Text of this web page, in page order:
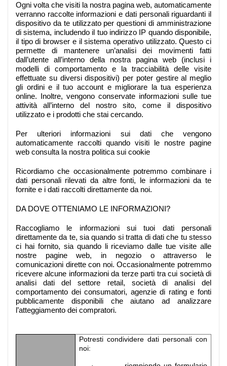
Ogni volta che visiti la nostra pagina web, automaticamente
verranno raccolte informazioni e dati personali riguardanti il
dispositivo da te utilizzato per questioni di amministrazione
di sistema, includendo il tuo indirizzo IP quando disponibile,
il tipo di browser e il sistema operativo utilizzato. Questo ci
permette di mantenere un’analisi dei movimenti fatti
dall’utente all’interno della nostra pagina web (inclusi i
modelli di comportamento e la tracciabilità delle visite
effettuate su diversi dispositivi) per poter gestire al meglio
gli ordini e il tuo account e migliorare la tua esperienza
online. Inoltre, vengono conservate informazioni sulle tue
attività all’interno del nostro sito, come il dispositivo
utilizzato e i prodotti che stai cercando.
Per ulteriori informazioni sui dati che vengono
automaticamente raccolti quando visiti le nostre pagine
web consulta la nostra politica sui cookie
Ricordiamo che occasionalmente potremmo combinare i
dati personali rilevati da altre fonti, le informazioni da te
fornite e i dati raccolti direttamente da noi.
DA DOVE OTTENIAMO LE INFORMAZIONI?
Raccogliamo le informazioni sui tuoi dati personali
direttamente da te, sia quando si tratta di dati che tu stesso
ci hai fornito, sia quando li riceviamo dalle tue visite alle
nostre pagine web, in negozio o attraverso le
comunicazioni dirette con noi. Occasionalmente potremmo
ricevere alcune informazioni da terze parti tra cui società di
analisi dati del settore retail, società di analisi del
comportamento dei consumatori, agenzie di rating e fonti
pubblicamente disponibili che aiutano ad analizzare
l’atteggiamento dei compratori.
Potresti condividere dati personali con
noi: